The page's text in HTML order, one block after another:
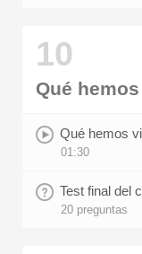
10
Qué
Qué hemos
01:30
Test final del
20 preguntas